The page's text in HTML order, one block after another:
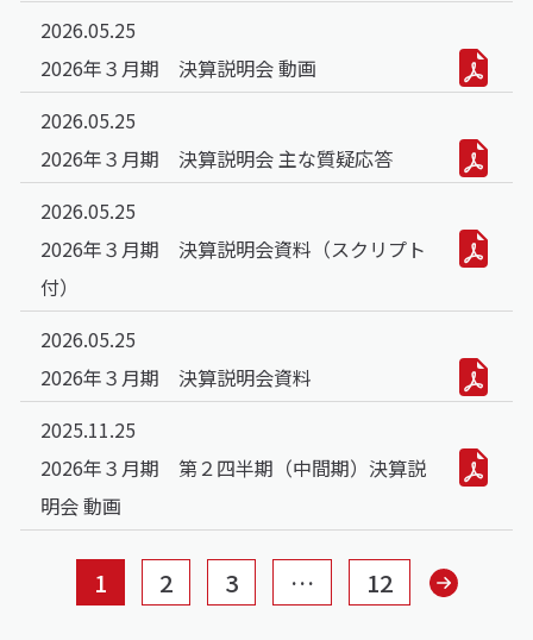
2026.05.25
2026年３月期 決算説明会 動画
2026.05.25
2026年３月期 決算説明会 主な質疑応答
2026.05.25
2026年３月期 決算説明会資料（スクリプト
付）
2026.05.25
2026年３月期 決算説明会資料
2025.11.25
2026年３月期 第２四半期（中間期）決算説
明会 動画
1 2 3 … 12